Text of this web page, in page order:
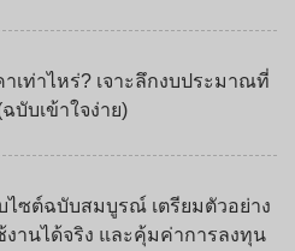
าเท่าไหร่? เจาะลึกงบประมาณที่
บับเข้าใจง่าย)
ไซต์ฉบับสมบูรณ์ เตรียมตัวอย่าง
งานได้จริง และคุ้มค่าการลงทุน